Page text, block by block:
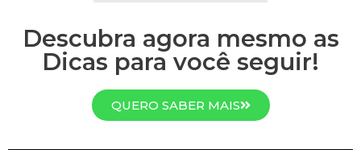
Descubra agora mesmo as
Dicas para você seguir!
QUERO SABER MAIS